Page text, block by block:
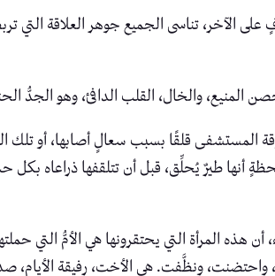
تناسى الجميع جوهر العلاقة التي تربط
المنيع، والخال، القلب الدافئ، وهو الجدُّ
المستشفى قلقًا بسبب سعالٍ أصابها، أو تلك
أنها طيرٌ يُحلِّق، قبل أن تتلقفها ذراعاه
هذه المرأة التي يحتقرونها هي الأمُّ التي
ونظَّفت. هي الأخت، رفيقة الأيام،